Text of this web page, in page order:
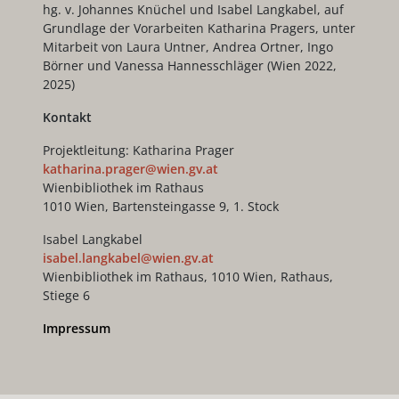
hg. v. Johannes Knüchel und Isabel Langkabel, auf
Grundlage der Vorarbeiten Katharina Pragers, unter
Mitarbeit von Laura Untner, Andrea Ortner, Ingo
Börner und Vanessa Hannesschläger (Wien 2022,
2025)
Kontakt
Projektleitung: Katharina Prager
katharina.prager@wien.gv.at
Wienbibliothek im Rathaus
1010 Wien, Bartensteingasse 9, 1. Stock
Isabel Langkabel
isabel.langkabel@wien.gv.at
Wienbibliothek im Rathaus, 1010 Wien, Rathaus,
Stiege 6
Impressum